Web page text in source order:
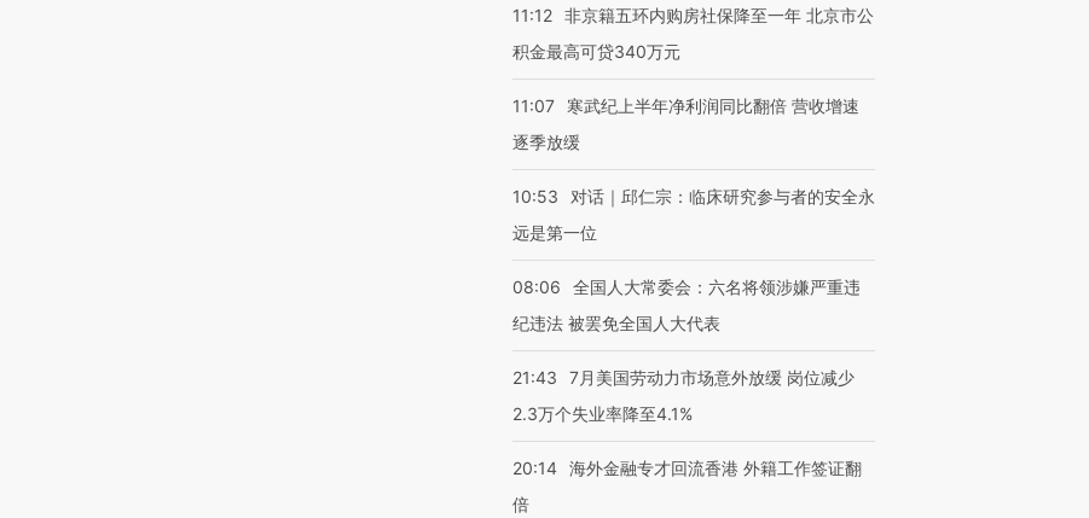
11:12 非京籍五环内购房社保降至一年 北京市公
积金最高可贷340万元
11:07
寒武纪上半年净利润同比翻倍 营收增速
逐季放缓
10:53
对话｜邱仁宗：临床研究参与者的安全永
远是第一位
08:06
全国人大常委会：六名将领涉嫌严重违
纪违法 被罢免全国人大代表
21:43
7月美国劳动力市场意外放缓 岗位减少
2.3万个失业率降至4.1%
20:14 海外金融专才回流香港 外籍工作签证翻
倍